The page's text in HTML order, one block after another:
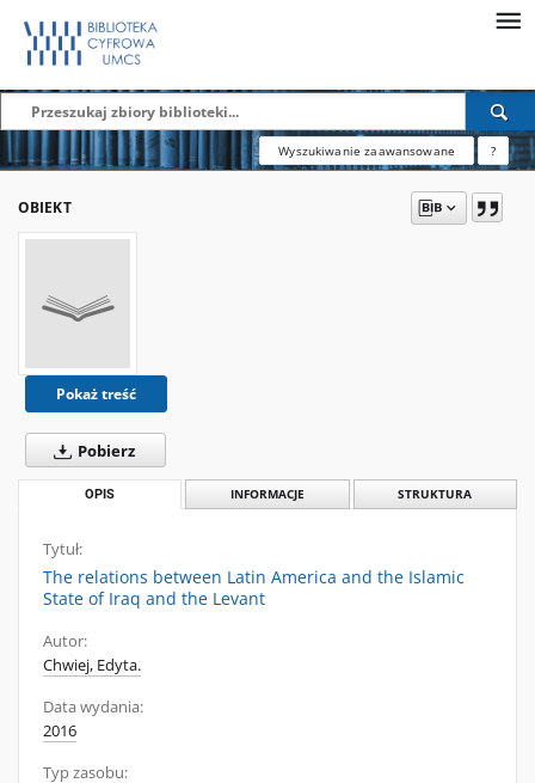
Wyszukiwanie zaawansowane ?
OBIEKT
Pokaż treść
Pobierz
OPIS INFORMACJE STRUKTURA
Tytuł:
The relations between Latin America and the Islamic
State of Iraq and the Levant
Autor:
Chwiej, Edyta.
Data wydania:
2016
Typ zasobu: